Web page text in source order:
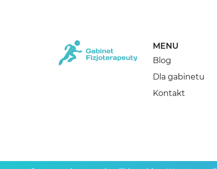
MENU
Blog
Dla gabinetu
Kontakt